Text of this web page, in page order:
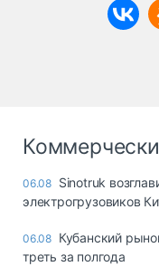
06.08 Sinotruk
электрогрузовиков
06.08 Кубанский
треть за полгода